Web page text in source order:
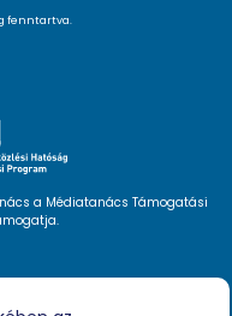
fenntartva.
a Médiatanács Támogatási